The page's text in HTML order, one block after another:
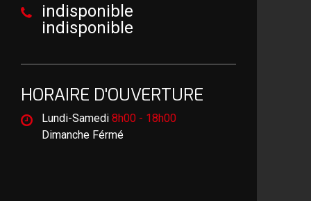
indisponible
indisponible
HORAIRE D'OUVERTURE
Lundi-Samedi 8h00 - 18h00
Dimanche Férmé